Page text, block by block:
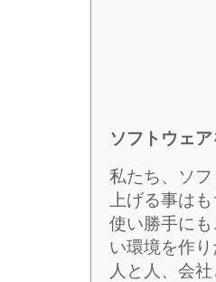
ソフトウェ
私たち、ソ
上げる事は
使い勝手に
い環境を作り
人と人、会